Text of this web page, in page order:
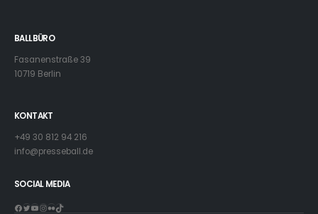
BALLBÜRO
Fasanenstraße 39
10719 Berlin
KONTAKT
+49 30 812 94 216
info@presseball.de
SOCIAL MEDIA
Facebook
Twitter
YouTube
Instagram
FlickrTikTok